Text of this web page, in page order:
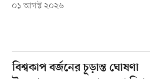
০১ আগস্ট ২০২৬
বিশ্বকাপ বর্জনের চূড়ান্ত ঘোষণা